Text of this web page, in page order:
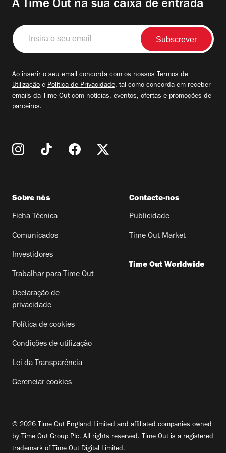
A Time Out na sua caixa de entrada
Insira
o
seu
Ao inserir o seu email concorda com os nossos Termos de
Utilização e Política de Privacidade, tal como concorda em receber
emails da Time Out com notícias, eventos, ofertas e promoções de
parceiros.
Sobre nós
Ficha Técnica
Comunicados
Investidores
Trabalhar para Time Out
Declaração de
privacidade
Política de cookies
Condições de utilização
Lei da Transparência
Gerenciar cookies
Contacte-nos
Publicidade
Time Out Market
Time Out Worldwide
© 2026 Time Out England Limited and affiliated companies owned
by Time Out Group Plc. All rights reserved. Time Out is a registered
trademark of Time Out Digital Limited.